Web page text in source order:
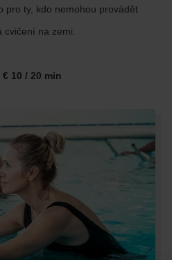
pro ty, kdo nemohou provádět
cvičení na zemi.
€ 10 / 20 min